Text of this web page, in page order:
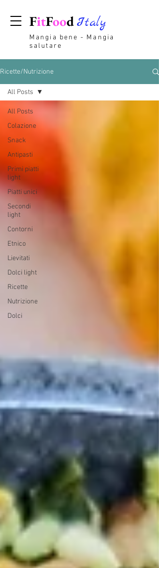
FitFoodItaly
Mangia bene - Mangia
salutare
Ricette/Nutrizione
All Posts
Colazione
Snack
Antipasti
Primi piatti
light
Piatti unici
Secondi
light
Contorni
Etnico
Lievitati
Dolci light
Ricette
Nutrizione
Dolci
All Posts